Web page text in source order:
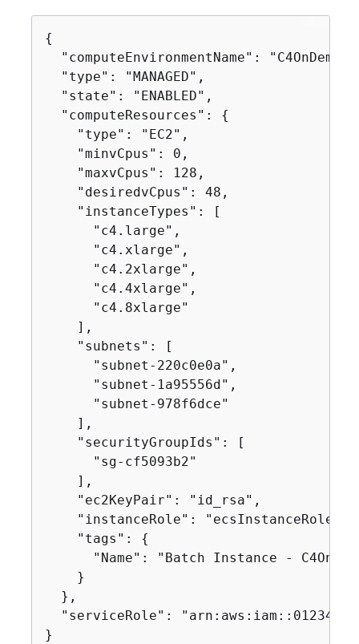
{
"computeEnvironmentName":
  "type": "MANAGED",
  "state": "ENABLED",
  "computeResources":
{
    "type": "EC2",
    "minvCpus": 0,
    "maxvCpus": 128,
    "desiredvCpus": 48,
    "instanceTypes": [
      "c4.large",
      "c4.xlarge",
      "c4.2xlarge",
      "c4.4xlarge",
      "c4.8xlarge"
    ],
    "subnets": [
      "subnet-220c0e0a",
      "subnet-1a95556d",
      "subnet-978f6dce"
    ],
    "securityGroupIds": [
      "sg-cf5093b2"
    ],
    "ec2KeyPair": "id_rsa",
    "instanceRole": "ecsInstanceRole",
    "tags":
{
"Name": "Batch Instance -
    }
  },
"serviceRole":
}